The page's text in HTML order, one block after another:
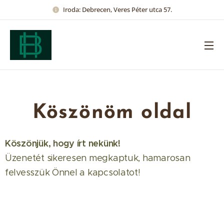
Iroda: Debrecen, Veres Péter utca 57.
Köszönöm oldal
Köszönjük, hogy írt nekünk!
Üzenetét sikeresen megkaptuk, hamarosan
felvesszük Önnel a kapcsolatot!